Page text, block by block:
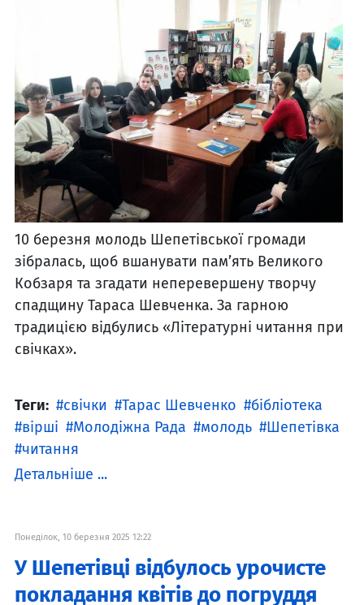
10 березня молодь Шепетівської громади
зібралась, щоб вшанувати пам’ять Великого
Кобзаря та згадати неперевершену творчу
спадщину Тараса Шевченка. За гарною
традицією відбулись «Літературні читання при
свічках».
Теги: свічки Тарас Шевченко
бібліотека
вірші
Молодіжна Рада молодь
Шепетівка
читання
Детальніше ...
Понеділок, 10 березня 2025 12:22
У Шепетівці відбулось урочисте
покладання квітів до погруддя